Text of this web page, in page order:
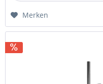
Merken